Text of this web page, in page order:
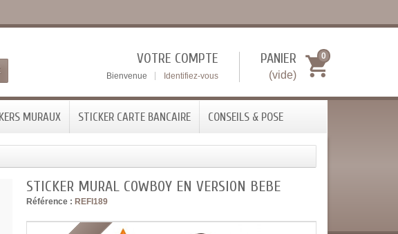
PANIER
(vide)
0
VOTRE COMPTE
Bienvenue Identifiez-vous
MURAUX STICKER CARTE BANCAIRE CONSEILS & POSE
STICKER MURAL COWBOY EN VERSION BEBE
Référence : REFI189